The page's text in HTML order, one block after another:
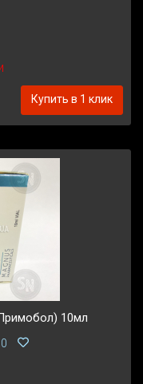
Купить в 1 клик
10мл
0